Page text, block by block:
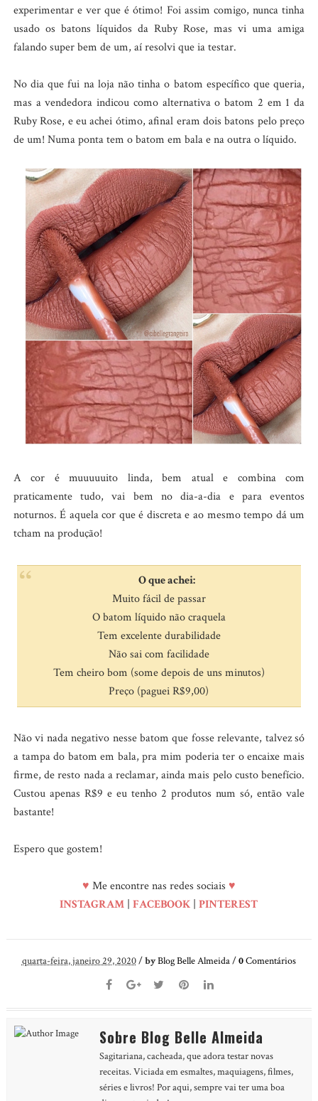
experimentar e ver que é ótimo! Foi assim comigo, nunca tinha
usado os batons líquidos da Ruby Rose, mas vi uma amiga
falando super bem de um, aí resolvi que ia testar.
No dia que fui na loja não tinha o batom específico que queria,
mas a vendedora indicou como alternativa o batom 2 em 1 da
Ruby Rose, e eu achei ótimo, afinal eram dois batons pelo preço
de um! Numa ponta tem o batom em bala e na outra o líquido.
A cor é muuuuuito linda, bem atual e combina com
praticamente tudo, vai bem no dia-a-dia e para eventos
noturnos. É aquela cor que é discreta e ao mesmo tempo dá um
tcham na produção!
O que achei:
Muito fácil de passar
O batom líquido não craquela
Tem excelente durabilidade
Não sai com facilidade
Tem cheiro bom (some depois de uns minutos)
Preço (paguei R$9,00)
Não vi nada negativo nesse batom que fosse relevante, talvez só
a tampa do batom em bala, pra mim poderia ter o encaixe mais
firme, de resto nada a reclamar, ainda mais pelo custo benefício.
Custou apenas R$9 e eu tenho 2 produtos num só, então vale
bastante!
Espero que gostem!
♥ Me encontre nas redes sociais ♥
INSTAGRAM |FACEBOOK |PINTEREST
quarta-feira, janeiro 29, 2020/byBlog Belle Almeida/0Comentários
Sobre Blog Belle Almeida
Sagitariana, cacheada, que adora testar novas
receitas. Viciada em esmaltes, maquiagens, filmes,
séries e livros! Por aqui, sempre vai ter uma boa